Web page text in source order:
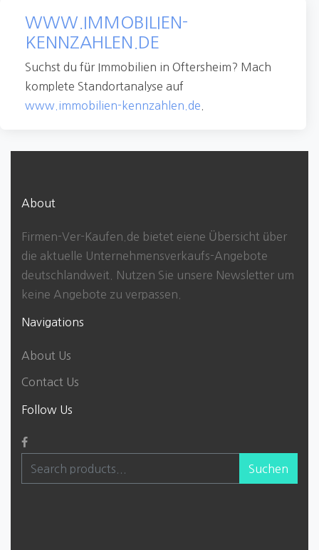
WWW.IMMOBILIEN-
KENNZAHLEN.DE
Suchst du für Immobilien in Oftersheim? Mach
komplete Standortanalyse auf
www.immobilien-kennzahlen.de
About
Firmen-Ver-Kaufen.de bietet eiene Übersicht über
die aktuelle Unternehmensverkaufs-Angebote
deutschlandweit. Nutzen Sie unsere Newsletter um
keine Angebote zu verpassen.
Navigations
About Us
Contact Us
Follow Us
Suchen